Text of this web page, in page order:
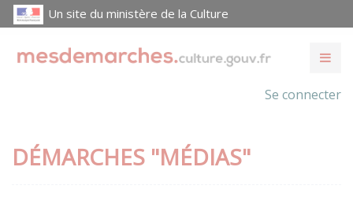
Un site du ministère de la Culture
Se connecter
DÉMARCHES "MÉDIAS"